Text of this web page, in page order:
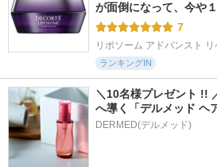
が面倒になって、今や
7
リポソーム アドバンスト
ランキングIN
＼10名様プレゼント !!
へ導く「デルメッド ヘ
DERMED(デルメッド)